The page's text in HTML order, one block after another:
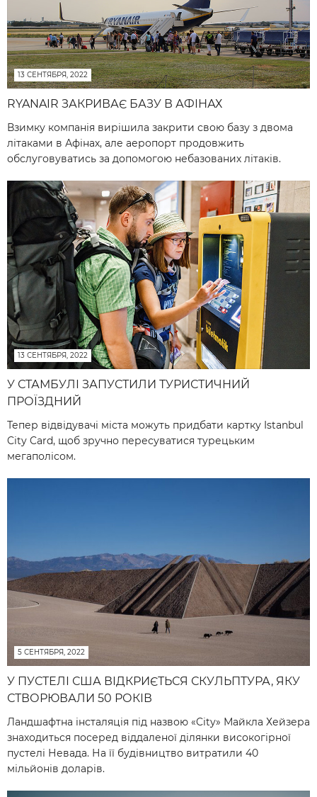
13 СЕНТЯБРЯ, 2022
RYANAIR ЗАКРИВАЄ БАЗУ В АФІНАХ
Взимку компанія вирішила закрити свою базу з двома
літаками в Афінах, але аеропорт продовжить
обслуговуватись за допомогою небазованих літаків.
13 СЕНТЯБРЯ, 2022
У СТАМБУЛІ ЗАПУСТИЛИ ТУРИСТИЧНИЙ
ПРОЇЗДНИЙ
Тепер відвідувачі міста можуть придбати картку Istanbul
City Card, щоб зручно пересуватися турецьким
мегаполісом.
5 СЕНТЯБРЯ, 2022
У ПУСТЕЛІ США ВІДКРИЄТЬСЯ СКУЛЬПТУРА, ЯКУ
СТВОРЮВАЛИ 50 РОКІВ
Ландшафтна інсталяція під назвою «City» Майкла Хейзера
знаходиться посеред віддаленої ділянки високогірної
пустелі Невада. На її будівництво витратили 40
мільйонів доларів.